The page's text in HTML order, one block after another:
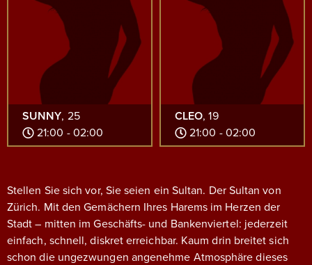
SUNNY, 25
21:00 - 02:00
CLEO, 19
21:00 - 02:00
Stellen Sie sich vor, Sie seien ein Sultan. Der Sultan von
Zürich. Mit den Gemächern Ihres Harems im Herzen der
Stadt – mitten im Geschäfts- und Bankenviertel: jederzeit
einfach, schnell, diskret erreichbar. Kaum drin breitet sich
schon die ungezwungen angenehme Atmosphäre dieses